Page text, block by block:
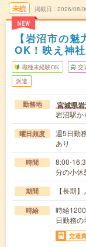
未読
NEW
掲載日 2026/08/
【岩沼市の
OK！映え神
職種未経験OK 交
派遣
勤務地 宮城県
岩沼駅か
曜日頻度
週5日勤
あり
時間
8:00-
分の小
期間 【長期
時給
時給
日勤務の
交通費